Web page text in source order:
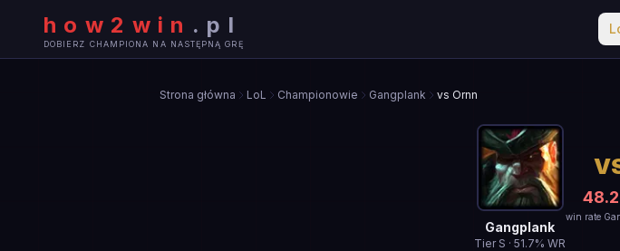
how2win . pl
DOBIERZ CHAMPIONA NA NASTĘPNĄ GRĘ
Strona główna LoL Championowie Gangplank vs Ornn
Gangplank
Tier S · 51.7% WR
48.2
win rate